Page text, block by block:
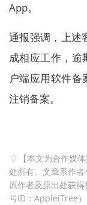
App。
通报强调，上述
成相应工作，逾
户端应用软件
注销备案。
【本文为合作媒
处所有。文章系作
原作者及原出处获
号ID：AppleiTree